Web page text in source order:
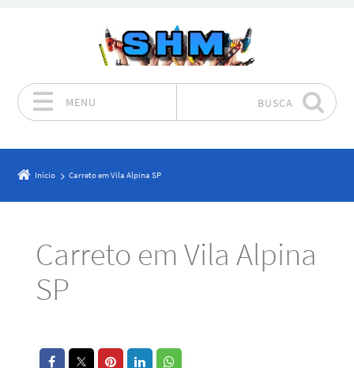
MENU BUSCA
Início Carreto em Vila Alpina SP
Carreto em Vila Alpina
SP